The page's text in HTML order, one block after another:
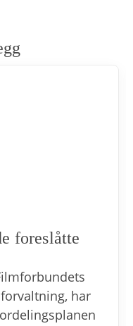
foreslåtte
har